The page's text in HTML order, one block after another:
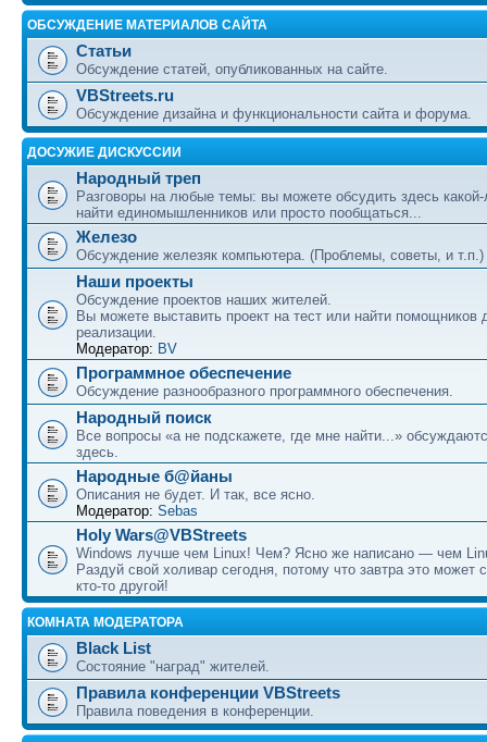
ОБСУЖДЕНИЕ МАТЕРИАЛОВ САЙТА
Статьи
Обсуждение статей, опубликованных на сайте.
VBStreets.ru
Обсуждение дизайна и функциональности сайта и форума.
ДОСУЖИЕ ДИСКУССИИ
Народный треп
Разговоры на любые темы: вы можете обсудить здесь какой-
найти единомышленников или просто пообщаться...
Железо
Обсуждение железяк компьютера. (Проблемы, советы, и т.п.)
Наши проекты
Обсуждение проектов наших жителей.
Вы можете выставить проект на тест или найти помощников
реализации.
Модератор: BV
Программное обеспечение
Обсуждение разнообразного программного обеспечения.
Народный поиск
Все вопросы «а не подскажете, где мне найти...»
здесь.
Народные б@йаны
Описания не будет. И так, все ясно.
Модератор: Sebas
Holy Wars@VBStreets
Windows лучше чем Linux! Чем? Ясно же написано — чем
Раздуй свой холивар сегодня, потому что завтра это может
кто-то другой!
КОМНАТА МОДЕРАТОРА
Black List
Состояние "наград" жителей.
Правила конференции VBStreets
Правила поведения в конференции.